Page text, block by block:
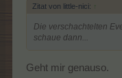
Zitat von little-nici: ↑
Die verschachtelten
schaue dann...
Geht mir genauso.